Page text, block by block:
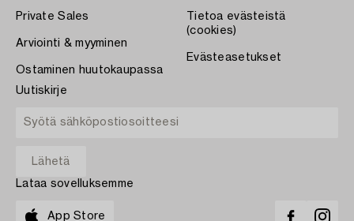
Private Sales
Arviointi & myyminen
Ostaminen huutokaupassa
Tietoa evästeistä
(cookies)
Evästeasetukset
Uutiskirje
Lataa sovelluksemme
App Store